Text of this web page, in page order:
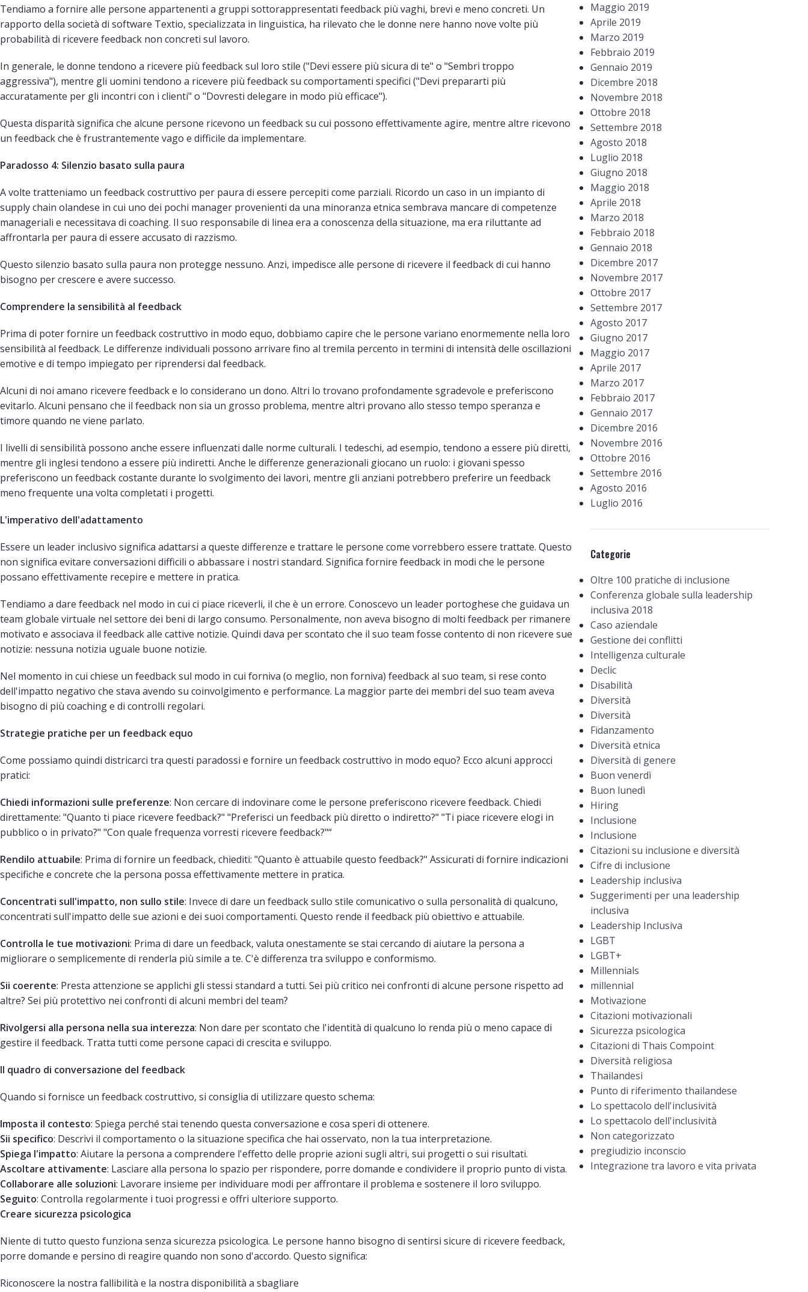
Tendiamo a fornire alle persone appartenenti a gruppi sottorappresentati feedback più vaghi, brevi e meno concreti. Un
rapporto della società di software Textio, specializzata in linguistica, ha rilevato che le donne nere hanno nove volte più
probabilità di ricevere feedback non concreti sul lavoro.
In generale, le donne tendono a ricevere più feedback sul loro stile ("Devi essere più sicura di te" o "Sembri troppo
aggressiva"), mentre gli uomini tendono a ricevere più feedback su comportamenti specifici ("Devi prepararti più
accuratamente per gli incontri con i clienti" o "Dovresti delegare in modo più efficace").
Questa disparità significa che alcune persone ricevono un feedback su cui possono effettivamente agire, mentre altre ricevono
un feedback che è frustrantemente vago e difficile da implementare.
Paradosso 4: Silenzio basato sulla paura
A volte tratteniamo un feedback costruttivo per paura di essere percepiti come parziali. Ricordo un caso in un impianto di
supply chain olandese in cui uno dei pochi manager provenienti da una minoranza etnica sembrava mancare di competenze
manageriali e necessitava di coaching. Il suo responsabile di linea era a conoscenza della situazione, ma era riluttante ad
affrontarla per paura di essere accusato di razzismo.
Questo silenzio basato sulla paura non protegge nessuno. Anzi, impedisce alle persone di ricevere il feedback di cui hanno
bisogno per crescere e avere successo.
Comprendere la sensibilità al feedback
Prima di poter fornire un feedback costruttivo in modo equo, dobbiamo capire che le persone variano enormemente nella loro
sensibilità al feedback. Le differenze individuali possono arrivare fino al tremila percento in termini di intensità delle oscillazioni
emotive e di tempo impiegato per riprendersi dal feedback.
Alcuni di noi amano ricevere feedback e lo considerano un dono. Altri lo trovano profondamente sgradevole e preferiscono
evitarlo. Alcuni pensano che il feedback non sia un grosso problema, mentre altri provano allo stesso tempo speranza e
timore quando ne viene parlato.
I livelli di sensibilità possono anche essere influenzati dalle norme culturali. I tedeschi, ad esempio, tendono a essere più diretti,
mentre gli inglesi tendono a essere più indiretti. Anche le differenze generazionali giocano un ruolo: i giovani spesso
preferiscono un feedback costante durante lo svolgimento dei lavori, mentre gli anziani potrebbero preferire un feedback
meno frequente una volta completati i progetti.
L'imperativo dell'adattamento
Essere un leader inclusivo significa adattarsi a queste differenze e trattare le persone come vorrebbero essere trattate. Questo
non significa evitare conversazioni difficili o abbassare i nostri standard. Significa fornire feedback in modi che le persone
possano effettivamente recepire e mettere in pratica.
Tendiamo a dare feedback nel modo in cui ci piace riceverli, il che è un errore. Conoscevo un leader portoghese che guidava un
team globale virtuale nel settore dei beni di largo consumo. Personalmente, non aveva bisogno di molti feedback per rimanere
motivato e associava il feedback alle cattive notizie. Quindi dava per scontato che il suo team fosse contento di non ricevere sue
notizie: nessuna notizia uguale buone notizie.
Nel momento in cui chiese un feedback sul modo in cui forniva (o meglio, non forniva) feedback al suo team, si rese conto
dell'impatto negativo che stava avendo su coinvolgimento e performance. La maggior parte dei membri del suo team aveva
bisogno di più coaching e di controlli regolari.
Strategie pratiche per un feedback equo
Come possiamo quindi districarci tra questi paradossi e fornire un feedback costruttivo in modo equo? Ecco alcuni approcci
pratici:
Chiedi informazioni sulle preferenze: Non cercare di indovinare come le persone preferiscono ricevere feedback. Chiedi
direttamente: "Quanto ti piace ricevere feedback?" "Preferisci un feedback più diretto o indiretto?" "Ti piace ricevere elogi in
pubblico o in privato?" "Con quale frequenza vorresti ricevere feedback?"“
Rendilo attuabile: Prima di fornire un feedback, chiediti: "Quanto è attuabile questo feedback?" Assicurati di fornire indicazioni
specifiche e concrete che la persona possa effettivamente mettere in pratica.
Concentrati sull'impatto, non sullo stile: Invece di dare un feedback sullo stile comunicativo o sulla personalità di qualcuno,
concentrati sull'impatto delle sue azioni e dei suoi comportamenti. Questo rende il feedback più obiettivo e attuabile.
Controlla le tue motivazioni: Prima di dare un feedback, valuta onestamente se stai cercando di aiutare la persona a
migliorare o semplicemente di renderla più simile a te. C'è differenza tra sviluppo e conformismo.
Sii coerente: Presta attenzione se applichi gli stessi standard a tutti. Sei più critico nei confronti di alcune persone rispetto ad
altre? Sei più protettivo nei confronti di alcuni membri del team?
Rivolgersi alla persona nella sua interezza: Non dare per scontato che l'identità di qualcuno lo renda più o meno capace di
gestire il feedback. Tratta tutti come persone capaci di crescita e sviluppo.
Il quadro di conversazione del feedback
Quando si fornisce un feedback costruttivo, si consiglia di utilizzare questo schema:
Imposta il contesto: Spiega perché stai tenendo questa conversazione e cosa speri di ottenere.
Sii specifico: Descrivi il comportamento o la situazione specifica che hai osservato, non la tua interpretazione.
Spiega l'impatto: Aiutare la persona a comprendere l'effetto delle proprie azioni sugli altri, sui progetti o sui risultati.
Ascoltare attivamente: Lasciare alla persona lo spazio per rispondere, porre domande e condividere il proprio punto di vista.
Collaborare alle soluzioni: Lavorare insieme per individuare modi per affrontare il problema e sostenere il loro sviluppo.
Seguito: Controlla regolarmente i tuoi progressi e offri ulteriore supporto.
Creare sicurezza psicologica
Niente di tutto questo funziona senza sicurezza psicologica. Le persone hanno bisogno di sentirsi sicure di ricevere feedback,
porre domande e persino di reagire quando non sono d'accordo. Questo significa:
Riconoscere la nostra fallibilità e la nostra disponibilità a sbagliare
Maggio 2019
Aprile 2019
Marzo 2019
Febbraio 2019
Gennaio 2019
Dicembre 2018
Novembre 2018
Ottobre 2018
Settembre 2018
Agosto 2018
Luglio 2018
Giugno 2018
Maggio 2018
Aprile 2018
Marzo 2018
Febbraio 2018
Gennaio 2018
Dicembre 2017
Novembre 2017
Ottobre 2017
Settembre 2017
Agosto 2017
Giugno 2017
Maggio 2017
Aprile 2017
Marzo 2017
Febbraio 2017
Gennaio 2017
Dicembre 2016
Novembre 2016
Ottobre 2016
Settembre 2016
Agosto 2016
Luglio 2016
Categorie
Oltre 100 pratiche di inclusione
Conferenza globale sulla leadership
inclusiva 2018
Caso aziendale
Gestione dei conflitti
Intelligenza culturale
Declic
Disabilità
Diversità
Diversità
Fidanzamento
Diversità etnica
Diversità di genere
Buon venerdì
Buon lunedì
Hiring
Inclusione
Inclusione
Citazioni su inclusione e diversità
Cifre di inclusione
Leadership inclusiva
Suggerimenti per una leadership
inclusiva
Leadership Inclusiva
LGBT
LGBT+
Millennials
millennial
Motivazione
Citazioni motivazionali
Sicurezza psicologica
Citazioni di Thais Compoint
Diversità religiosa
Thailandesi
Punto di riferimento thailandese
Lo spettacolo dell'inclusività
Lo spettacolo dell'inclusività
Non categorizzato
pregiudizio inconscio
Integrazione tra lavoro e vita privata